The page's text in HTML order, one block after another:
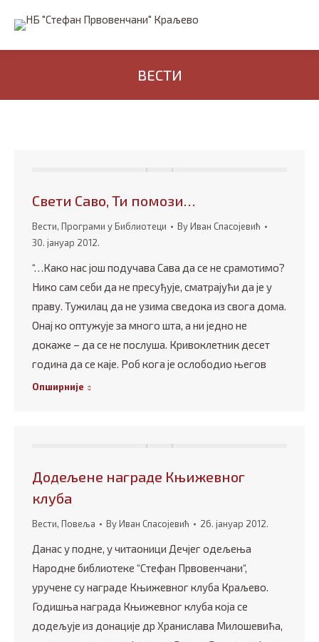
ВЕСТИ
Свети Саво, Ти помози…
Вести, Програми у Библиотеци ByИван Спасојевић
30. јануар 2012.
“…Како нас још подучава Сава да се не срамотимо?
Нико сам себи да не пресуђује, сматрајући да је у
праву. Тужилац да не узима сведока из свога дома.
Онај ко оптужује за много шта, а ни једно не
докаже – да се не послуша. Кривоклетник десет
година да се каје. Роб кога је ослободио његов
Опширније
Додељене награде Књижевног
клуба
Вести, Повеља ByИван Спасојевић 26. јануар 2012.
Данас у подне, у читаоници Дечјег одељења
Народне библиотеке “Стефан Првовенчани“,
уручене су награде Књижевног клуба Краљево.
Годишња награда Књижевног клуба која се
додељује из донације др Хранислава Милошевића,